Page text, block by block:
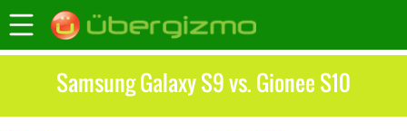
Samsung Galaxy S9 vs. Gionee S10